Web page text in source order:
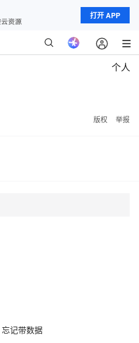
打开 APP
个人
版权 举报
记带数据